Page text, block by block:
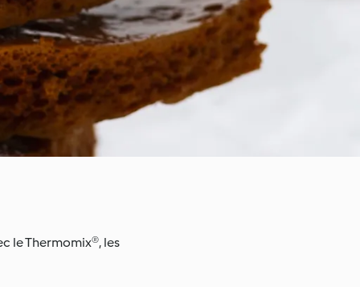
le Thermomix®, les